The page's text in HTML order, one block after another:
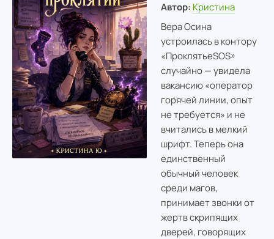
Автор: Кристина
Вера Осина
устроилась в контору
«ПроклятьеSOS»
случайно — увидела
вакансию «оператор
горячей линии, опыт
не требуется» и не
вчитались в мелкий
шрифт. Теперь она
единственный
обычный человек
среди магов,
принимает звонки от
жертв скрипящих
дверей, говорящих